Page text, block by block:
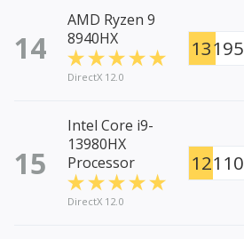
14
AMD Ryzen 9
8940HX
DirectX 12.0
13195
15
Intel Core i9-
13980HX
Processor
DirectX 12.0
12110